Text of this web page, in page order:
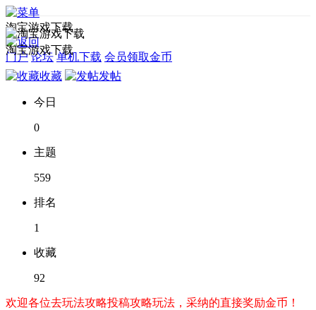
淘宝游戏下载
门户 论坛 单机下载 会员领取金币
淘宝游戏下载
收藏 发帖
今日
0
主题
559
排名
1
收藏
92
欢迎各位去玩法攻略投稿攻略玩法，采纳的直接奖励金币！